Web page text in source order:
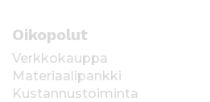
Oikopolut
Verkkokauppa
Materiaalipankki
Kustannustoiminta